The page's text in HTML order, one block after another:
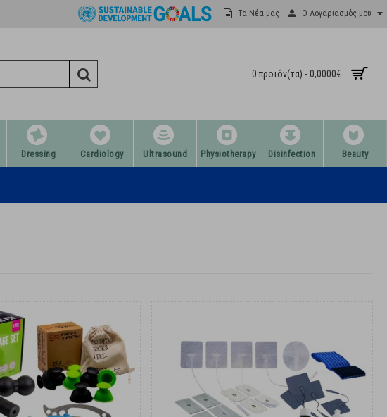
Τα Νέα μας Ο Λογαριασμός μου
0 προϊόν(τα) - 0,0000€
Dressing Cardiology Ultrasound Physiotherapy Disinfection Beauty